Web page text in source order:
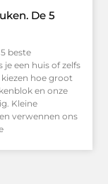
De 5
beste
je een huis of zelfs
hoe groot
en onze
Kleine
verwennen ons